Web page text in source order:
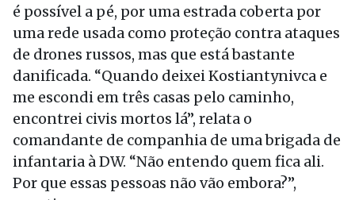
é possível a pé, por uma estrada coberta por
uma rede usada como proteção contra ataques
de drones russos, mas que está bastante
danificada. “Quando deixei Kostiantynivca e
me escondi em três casas pelo caminho,
encontrei civis mortos lá”, relata o
comandante de companhia de uma brigada de
infantaria à DW. “Não entendo quem fica ali.
Por que essas pessoas não vão embora?”,